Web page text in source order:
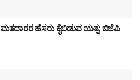
ಹೆಸರು ಕೈಬಿಡುವ ಯತ್ನ: ಬಿಜೆಪಿ